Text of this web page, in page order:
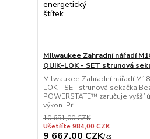
Milwaukee Zahradní nářadí
QUIK-LOK - SET strunová
Milwaukee Zahradní nářadí
LOK - SET strunová sekačka
POWERSTATE™ zaručuje vyšší
výkon. Pr...
10 651,00 CZK
Ušetříte 984,00 CZK
9 667,00 CZK/ks